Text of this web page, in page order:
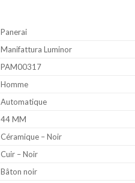
Panerai
Manifattura Luminor
PAM00317
Homme
Automatique
44 MM
Céramique – Noir
Cuir – Noir
Bâton noir